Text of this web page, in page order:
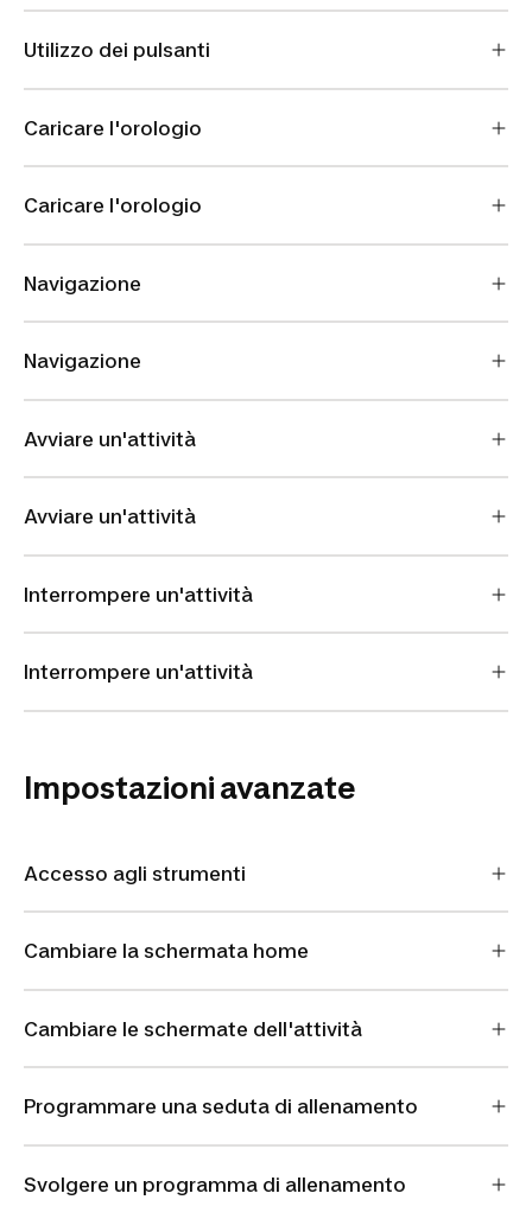
Utilizzo dei pulsanti
Caricare l'orologio
Caricare l'orologio
Navigazione
Navigazione
Avviare un'attività
Avviare un'attività
Interrompere un'attività
Interrompere un'attività
Impostazioni avanzate
Accesso agli strumenti
Cambiare la schermata home
Cambiare le schermate dell'attività
Programmare una seduta di allenamento
Svolgere un programma di allenamento